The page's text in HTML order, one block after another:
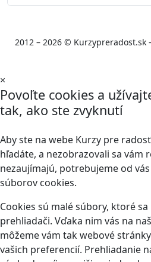
2012 – 2026 © Kurzypreradost.sk
×
Povoľte cookies a
tak, ako ste zvyknutí
Aby ste na webe Kurzy pre
hľadáte, a nezobrazovali sa vám
nezaujímajú, potrebujeme od
súborov cookies.
Cookies sú malé súbory, ktoré
prehliadači. Vďaka nim vás na
môžeme vám tak webové
vašich preferencií. Prehliadanie